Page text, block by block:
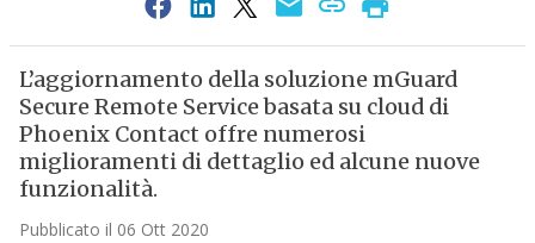
L’aggiornamento della soluzione mGuard
Secure Remote Service basata su cloud di
Phoenix Contact offre numerosi
miglioramenti di dettaglio ed alcune nuove
funzionalità.
Pubblicato il 06 Ott 2020